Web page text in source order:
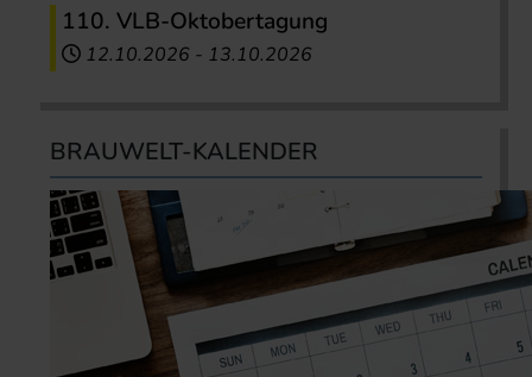
110. VLB-Oktobertagung
12.10.2026 - 13.10.2026
BRAUWELT-KALENDER